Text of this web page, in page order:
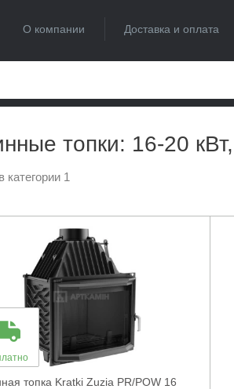
О компании Доставка и оплата
топки: 16-20
категории 1
топка Kratki Zuzia PR/POW 16